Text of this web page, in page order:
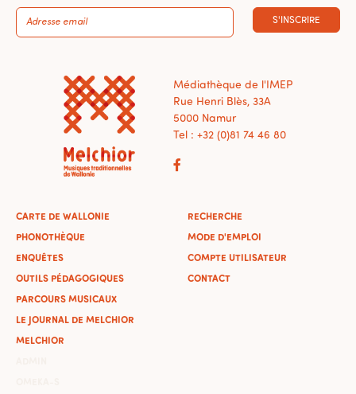
S'INSCRIRE
Médiathèque de l'IMEP
Rue Henri Blès, 33A
5000 Namur
Tel : +32 (0)81 74 46 80
CARTE DE WALLONIE
PHONOTHÈQUE
ENQUÊTES
OUTILS PÉDAGOGIQUES
PARCOURS MUSICAUX
LE JOURNAL DE MELCHIOR
MELCHIOR
RECHERCHE
MODE D'EMPLOI
COMPTE UTILISATEUR
CONTACT